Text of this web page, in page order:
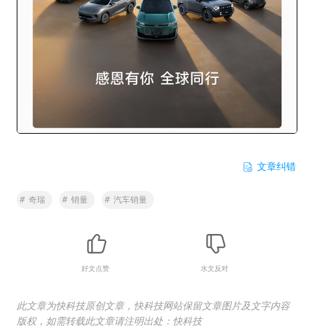
文章纠错
# 奇瑞 # 销量 # 汽车销量
好文点赞 水文反对
此文章为快科技原创文章，快科技网站保留文章图片及文字内容
版权，如需转载此文章请注明出处：快科技